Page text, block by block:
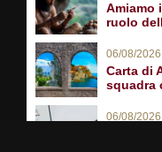
Amiamo
ruolo
06/08/2026
Carta di
squadra
06/08/2026